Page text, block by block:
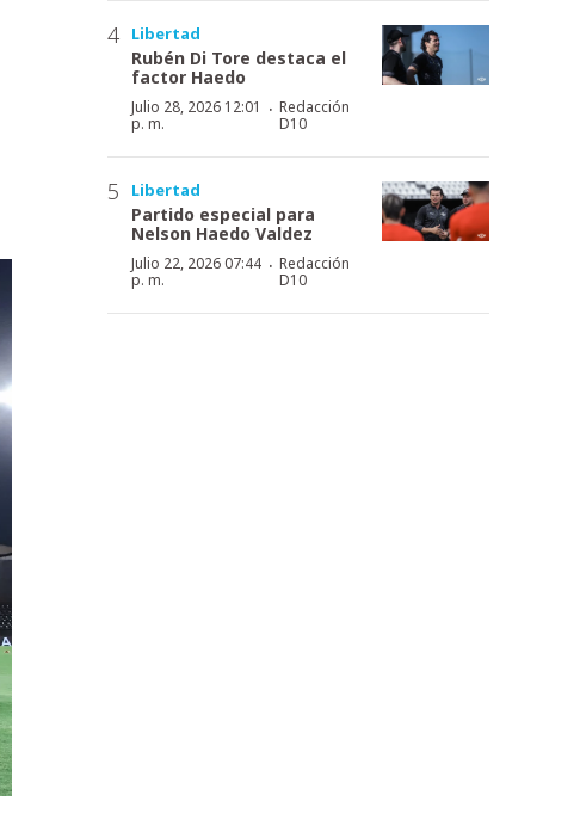
Libertad
Rubén Di Tore destaca el
factor Haedo
Julio 28, 2026 12:01
p. m.
· Redacción
D10
Libertad
Partido especial para
Nelson Haedo Valdez
Julio 22, 2026 07:44
p. m.
· Redacción
D10